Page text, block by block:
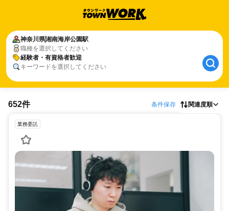
神奈川県湘南海岸公園駅
職種を選択してください
経験者・有資格者歓迎
キーワードを選択してください
652件 条件保存 関連度順
業務委託